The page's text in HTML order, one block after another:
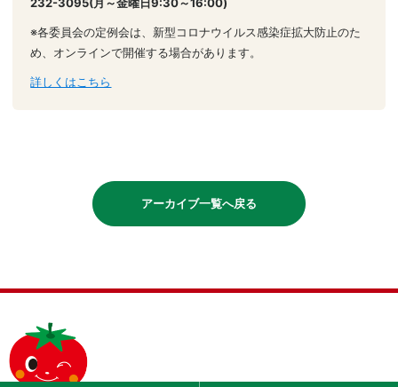
232-3095(月～金曜日9:30～16:00)
※各委員会の定例会は、新型コロナウイルス感染症拡大防止のた
め、オンラインで開催する場合があります。
詳しくはこちら
アーカイブ一覧へ戻る